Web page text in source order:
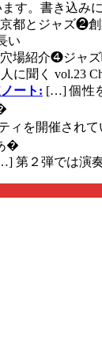
ます。書き込み
都とジャズ❷創
い
場紹介❹ジャズ
に聞く vol.23
ート: […] 個性
ィを開催され
�
第２弾では演